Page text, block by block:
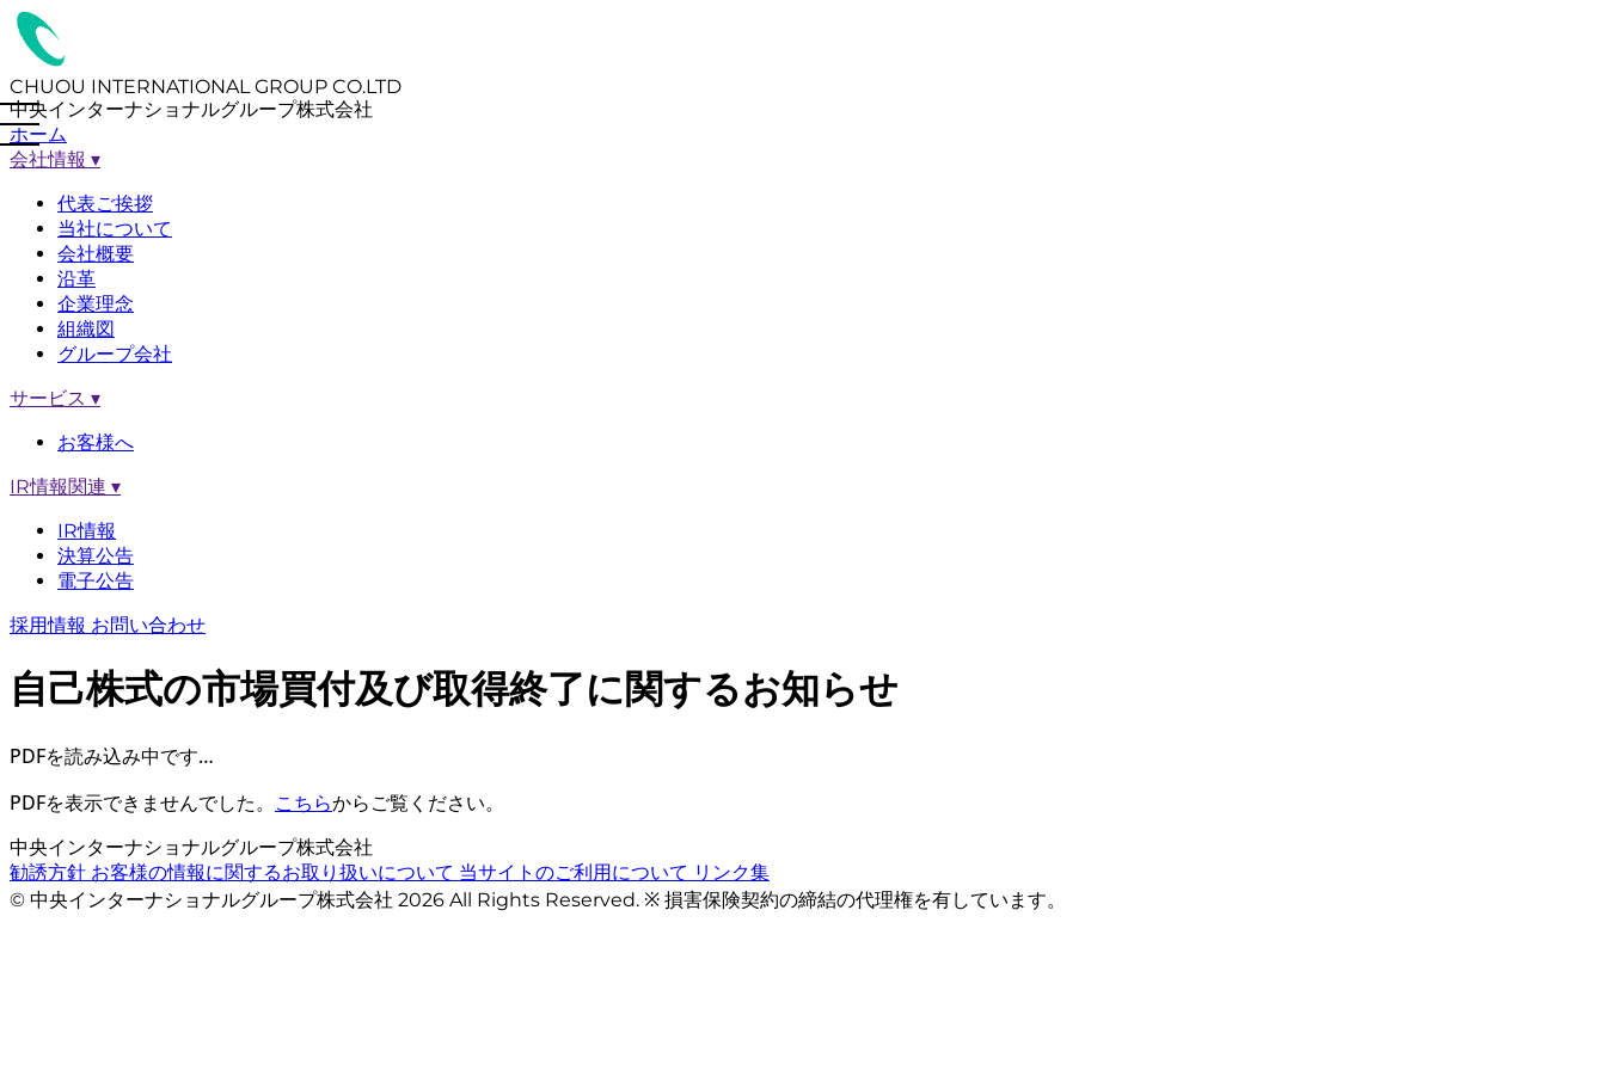
CHUOU INTERNATIONAL GROUP CO.LTD
中央インターナショナルグループ株式会社
ホーム
会社情報 ▾
代表ご挨拶
当社について
会社概要
沿革
企業理念
組織図
グループ会社
サービス ▾
お客様へ
IR情報関連 ▾
IR情報
決算公告
電子公告
採用情報 お問い合わせ
自己株式の市場買付及び取得終了に関するお知らせ
PDFを読み込み中です…
PDFを表示できませんでした。 こちらからご覧ください。
中央インターナショナルグループ株式会社
勧誘方針 お客様の情報に関するお取り扱いについて 当サイトのご利用について リンク集
© 中央インターナショナルグループ株式会社 2026 All Rights Reserved. ※ 損害保険契約の締結の代理権を有しています。